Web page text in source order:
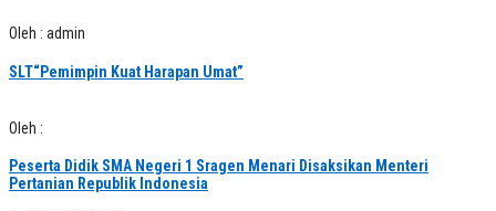
Oleh : admin
SLT“Pemimpin Kuat Harapan Umat”
Oleh :
Peserta Didik SMA Negeri 1 Sragen Menari Disaksikan Menteri
Pertanian Republik Indonesia